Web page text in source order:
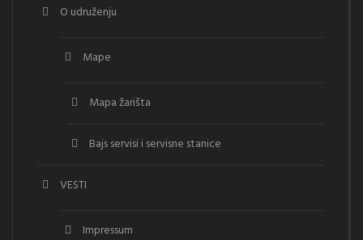
O udruženju
Mape
Mapa žarišta
Bajs servisi i servisne stanice
VESTI
Impressum